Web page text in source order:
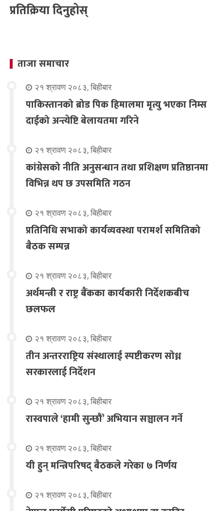
प्रतिक्रिया दिनुहोस्
ताजा समाचार
२१ श्रावण २०८३, बिहीबार
पाकिस्तानको ब्रोड पिक हिमालमा मृत्यु भएका निम्स
दाईको अन्त्येष्टि बेलायतमा गरिने
२१ श्रावण २०८३, बिहीबार
कांग्रेसको नीति अनुसन्धान तथा प्रशिक्षण प्रतिष्ठानमा
विभिन्न थप छ उपसमिति गठन
२१ श्रावण २०८३, बिहीबार
प्रतिनिधि सभाको कार्यव्यवस्था परामर्श समितिको
बैठक सम्पन्न
२१ श्रावण २०८३, बिहीबार
अर्थमन्त्री र राष्ट्र बैंकका कार्यकारी निर्देशकबीच
छलफल
२१ श्रावण २०८३, बिहीबार
तीन अन्तरराष्ट्रिय संस्थालाई स्पष्टीकरण सोध्न
सरकारलाई निर्देशन
२१ श्रावण २०८३, बिहीबार
रास्वपाले ‘हामी सुन्छौँ’ अभियान सञ्चालन गर्ने
२१ श्रावण २०८३, बिहीबार
यी हुन् मन्त्रिपरिषद् बैठकले गरेका ७ निर्णय
२१ श्रावण २०८३, बिहीबार